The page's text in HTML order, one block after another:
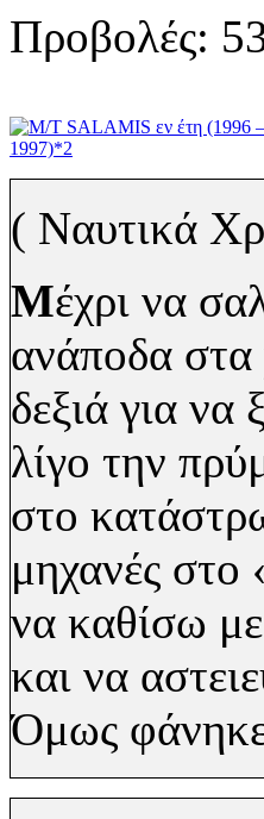
Προβολές:
( Ναυτικά
Μέχρι να
ανάποδα στα
δεξιά για να
λίγο την
στο
μηχανές
να καθίσω με
και να
Όμως φάνηκε